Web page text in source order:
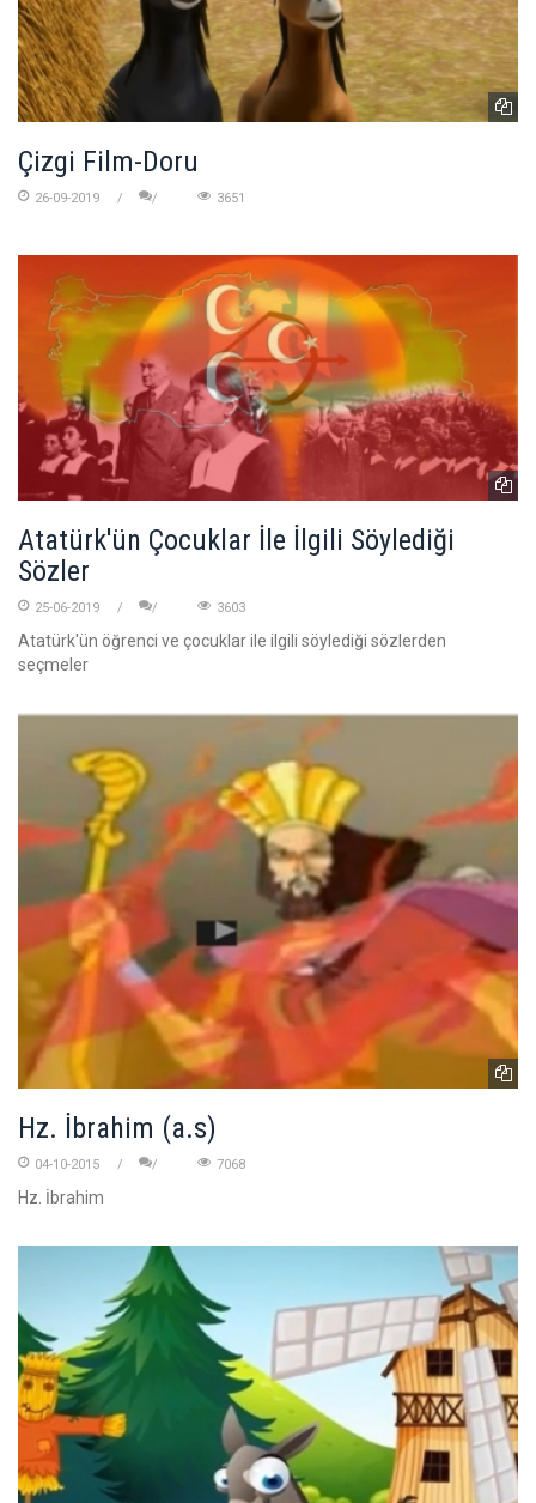
Çizgi Film-Doru
26-09-2019 3651
Atatürk'ün Çocuklar İle İlgili Söylediği
Sözler
25-06-2019 3603
Atatürk'ün öğrenci ve çocuklar ile ilgili söylediği sözlerden
seçmeler
Hz. İbrahim (a.s)
04-10-2015 7068
Hz. İbrahim